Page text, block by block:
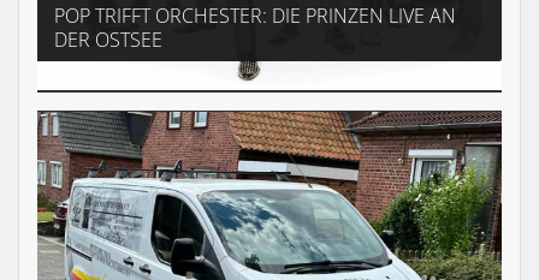
POP TRIFFT ORCHESTER: DIE PRINZEN LIVE AN
DER OSTSEE